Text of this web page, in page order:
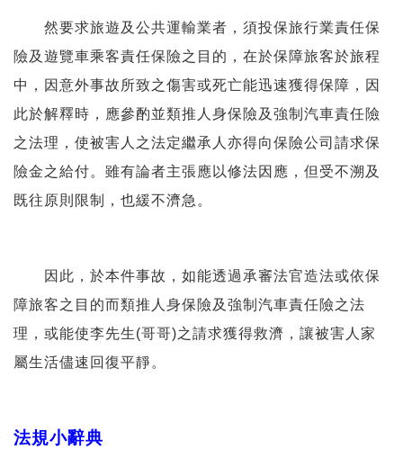
然要求旅遊及公共運輸業者，須投保旅行業責任保
險及遊覽車乘客責任保險之目的，在於保障旅客於旅程
中，因意外事故所致之傷害或死亡能迅速獲得保障，因
此於解釋時，應參酌並類推人身保險及強制汽車責任險
之法理，使被害人之法定繼承人亦得向保險公司請求保
險金之給付。雖有論者主張應以修法因應，但受不溯及
既往原則限制，也緩不濟急。
因此，於本件事故，如能透過承審法官造法或依保
障旅客之目的而類推人身保險及強制汽車責任險之法
理，或能使李先生(哥哥)之請求獲得救濟，讓被害人家
屬生活儘速回復平靜。
法規小辭典